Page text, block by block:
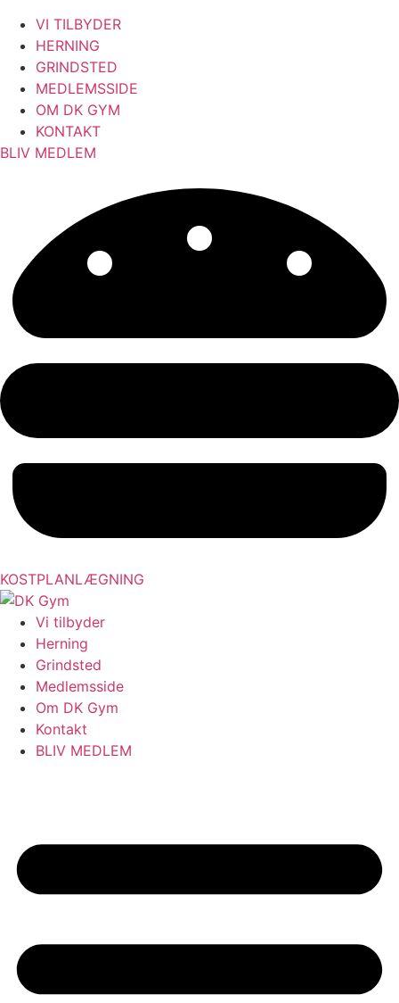
VI TILBYDER
HERNING
GRINDSTED
MEDLEMSSIDE
OM DK GYM
KONTAKT
BLIV MEDLEM
KOSTPLANLÆGNING
Vi tilbyder
Herning
Grindsted
Medlemsside
Om DK Gym
Kontakt
BLIV MEDLEM